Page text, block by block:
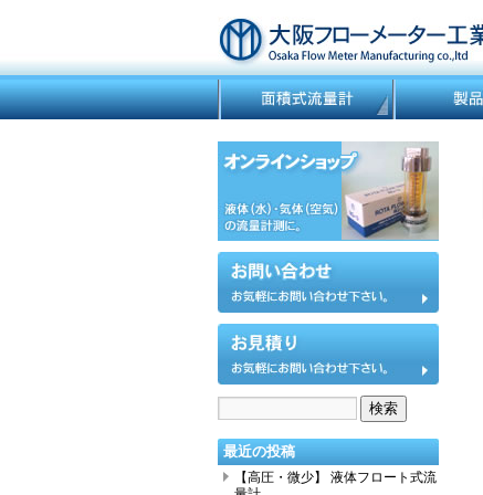
最近の投稿
【高圧・微少】 液体フロート式流